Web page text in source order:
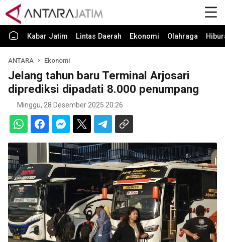
Kabar Jatim Lintas Daerah Ekonomi Olahraga
ANTARA Ekonomi
Jelang tahun baru Terminal Arjosari
diprediksi dipadati 8.000 penumpang
Minggu, 28 Desember 2025 20:26